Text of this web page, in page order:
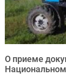
О приеме